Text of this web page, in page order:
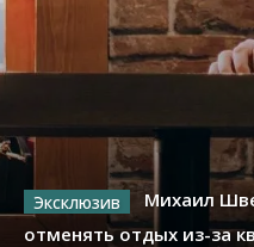
Михаил
отменять отдых из-за